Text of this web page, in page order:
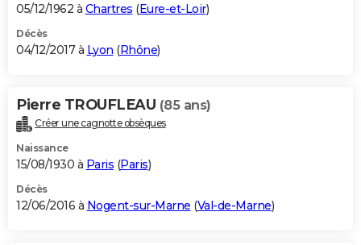
05/12/1962 à Chartres (Eure-et-Loir)
Décès
04/12/2017 à Lyon (Rhône)
Pierre TROUFLEAU (85 ans)
Créer une cagnotte obsèques
Naissance
15/08/1930 à Paris (Paris)
Décès
12/06/2016 à Nogent-sur-Marne (Val-de-Marne)